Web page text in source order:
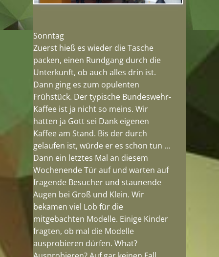
Sonntag
Zuerst hieß es wieder die Tasche
packen, einen Rundgang durch die
Unterkunft, ob auch alles drin ist.
Dann ging es zum opulenten
Frühstück. Der typische Bundeswehr-
Kaffee ist ja nicht so meins. Wir
hatten ja Gott sei Dank eigenen
Kaffee am Stand. Bis der durch
gelaufen ist, würde er es schon tun …
Dann ein letztes Mal an diesem
Wochenende Tür auf und warten auf
fragende Besucher und staunende
Augen bei Groß und Klein. Wir
bekamen viel Lob für die
mitgebachten Modelle. Einige Kinder
fragten, ob mal die Modelle
ausprobieren dürfen. What?